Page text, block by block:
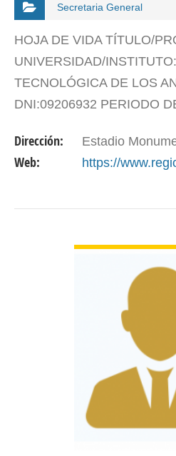
Secretaria General
HOJA DE VIDA TÍTULO/
UNIVERSIDAD/
TECNOLÓGICA DE LOS
DNI:09206932 PERIODO
Dirección: Estadio
Web: https://